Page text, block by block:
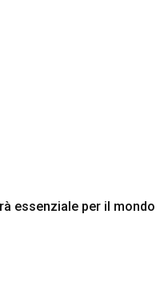
essenziale per il mondo